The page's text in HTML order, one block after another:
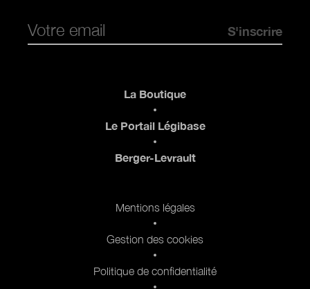
La Boutique
Le Portail Légibase
Berger-Levrault
Mentions légales
Gestion des cookies
Politique de confidentialité